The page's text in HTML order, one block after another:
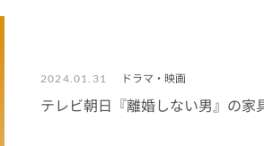
2024.01.31 ドラマ・映画
テレビ朝日『離婚しない男』の家